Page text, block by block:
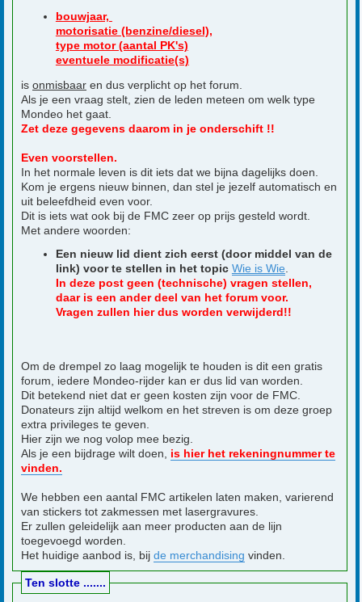
bouwjaar,
motorisatie (benzine/diesel),
type motor (aantal PK's)
eventuele modificatie(s)
is onmisbaar en dus verplicht op het forum.
Als je een vraag stelt, zien de leden meteen om welk type
Mondeo het gaat.
Zet deze gegevens daarom in je onderschift !!
Even voorstellen.
In het normale leven is dit iets dat we bijna dagelijks doen.
Kom je ergens nieuw binnen, dan stel je jezelf automatisch en
uit beleefdheid even voor.
Dit is iets wat ook bij de FMC zeer op prijs gesteld wordt.
Met andere woorden:
Een nieuw lid dient zich eerst (door middel van de
link) voor te stellen in het topic Wie is Wie.
In deze post geen (technische) vragen stellen,
daar is een ander deel van het forum voor.
Vragen zullen hier dus worden verwijderd!!
Om de drempel zo laag mogelijk te houden is dit een gratis
forum, iedere Mondeo-rijder kan er dus lid van worden.
Dit betekend niet dat er geen kosten zijn voor de FMC.
Donateurs zijn altijd welkom en het streven is om deze groep
extra privileges te geven.
Hier zijn we nog volop mee bezig.
Als je een bijdrage wilt doen, is hier het rekeningnummer te
vinden.
We hebben een aantal FMC artikelen laten maken, varierend
van stickers tot zakmessen met lasergravures.
Er zullen geleidelijk aan meer producten aan de lijn
toegevoegd worden.
Het huidige aanbod is, bij de merchandising vinden.
Ten slotte .......